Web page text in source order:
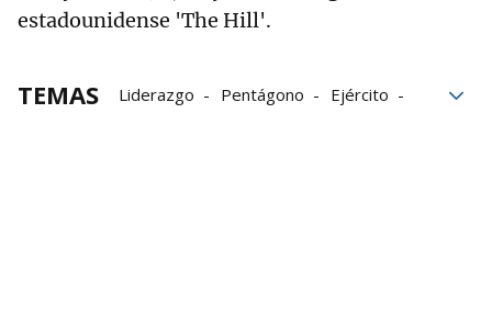
estadounidense 'The Hill'.
TEMAS Liderazgo Pentágono
Ejército